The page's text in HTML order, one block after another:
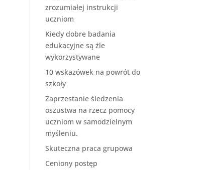
zrozumiałej instrukcji
uczniom
Kiedy dobre badania
edukacyjne są źle
wykorzystywane
10 wskazówek na powrót do
szkoły
Zaprzestanie śledzenia
oszustwa na rzecz pomocy
uczniom w samodzielnym
myśleniu.
Skuteczna praca grupowa
Ceniony postęp